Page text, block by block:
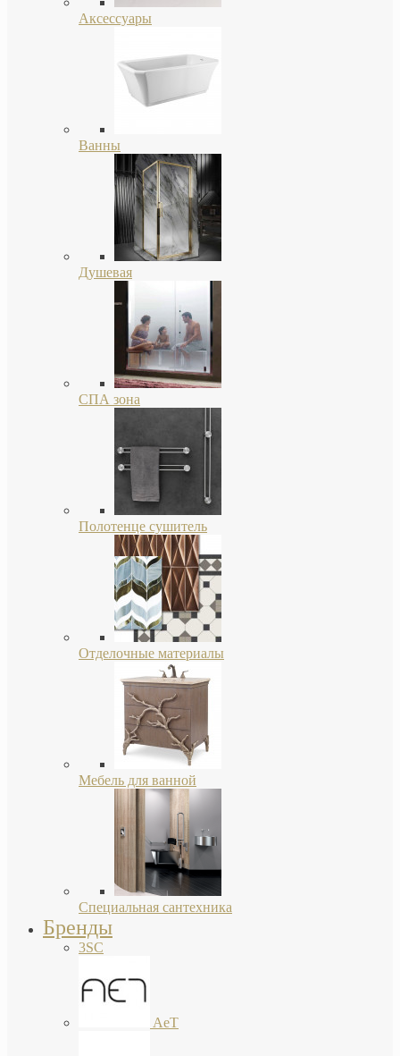
Аксессуары
Ванны
Душевая
СПА зона
Полотенце сушитель
Отделочные материалы
Мебель для ванной
Специальная сантехника
Бренды
3SC
AeT